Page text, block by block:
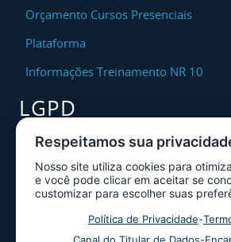
Orçamento Cursos Presenciais
Plataforma
Informações Treinamento NR 10
LGPD
Encarregado DPO
Canal de Atendimento ao Titular dos
Dados
Política de Privacidade
Respeitamos sua
Nosso site utiliza cookies para
e você pode clicar em aceitar se
customizar para escolher suas
Política de Privacidade-